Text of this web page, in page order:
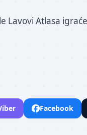
Lavovi Atlasa
Facebook